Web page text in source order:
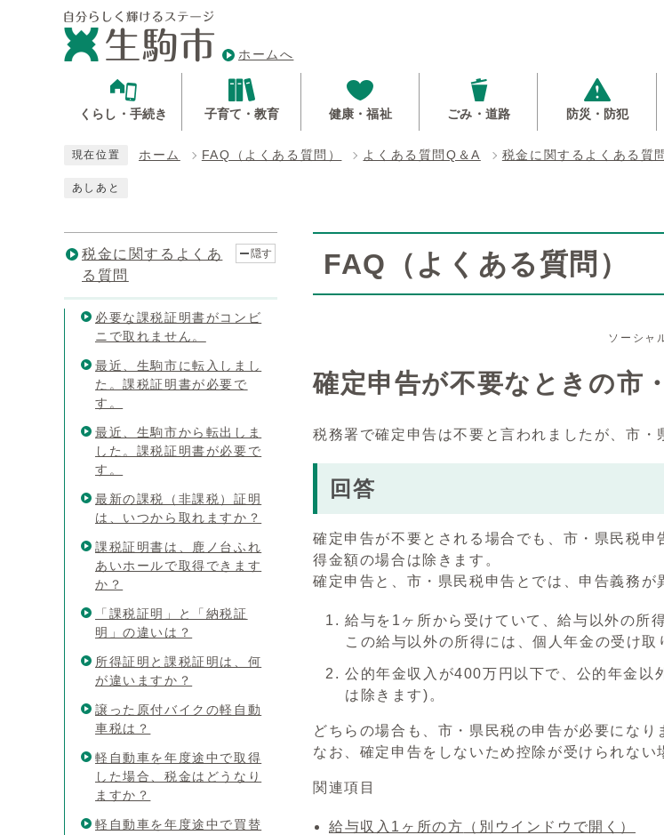
ホームへ
くらし・手続き 子育て・教育 健康・福祉 ごみ・道路 防災・防犯
現在位置 ホーム FAQ（よくある質問） よくある質問Q＆A 税金に関するよくある質問
あしあと
FAQ（よくある質問）
ソーシャ
確定申告が不要なときの市
税務署で確定申告は不要と言われましたが、市・
回答
確定申告が不要とされる場合でも、市・県民税
得金額の場合は除きます。
確定申告と、市・県民税申告とでは、申告義務
給与を1ヶ所から受けていて、給与以外の所
この給与以外の所得には、個人年金の受け
公的年金収入が400万円以下で、公的年金以
は除きます)。
どちらの場合も、市・県民税の申告が必要になり
なお、確定申告をしないため控除が受けられな
関連項目
給与収入1ヶ所の方 （別ウインドウで開く）
税金に関するよくあ
る質問
隠す
必要な課税証明書がコンビ
ニで取れません。
最近、生駒市に転入しまし
た。課税証明書が必要で
す。
最近、生駒市から転出しま
した。課税証明書が必要で
す。
最新の課税（非課税）証明
は、いつから取れますか？
課税証明書は、鹿ノ台ふれ
あいホールで取得できます
か？
「課税証明」と「納税証
明」の違いは？
所得証明と課税証明は、何
が違いますか？
譲った原付バイクの軽自動
車税は？
軽自動車を年度途中で取得
した場合、税金はどうなり
ますか？
軽自動車を年度途中で買替